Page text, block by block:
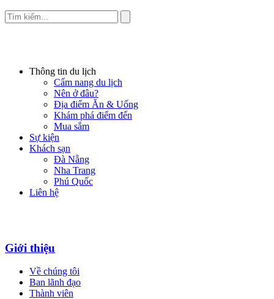
Thông tin du lịch
Cẩm nang du lịch
Nên ở đâu?
Địa điểm Ăn & Uống
Khám phá điểm đến
Mua sắm
Sự kiện
Khách sạn
Đà Nẵng
Nha Trang
Phú Quốc
Liên hệ
Giới thiệu
Về chúng tôi
Ban lãnh đạo
Thành viên